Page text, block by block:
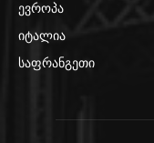
ევროპა
იტალია
საფრანგეთი